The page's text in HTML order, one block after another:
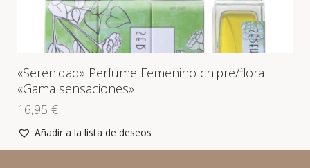
«Serenidad» Perfume Femenino chipre/floral
«Gama sensaciones»
16,95 €
Añadir a la lista de deseos